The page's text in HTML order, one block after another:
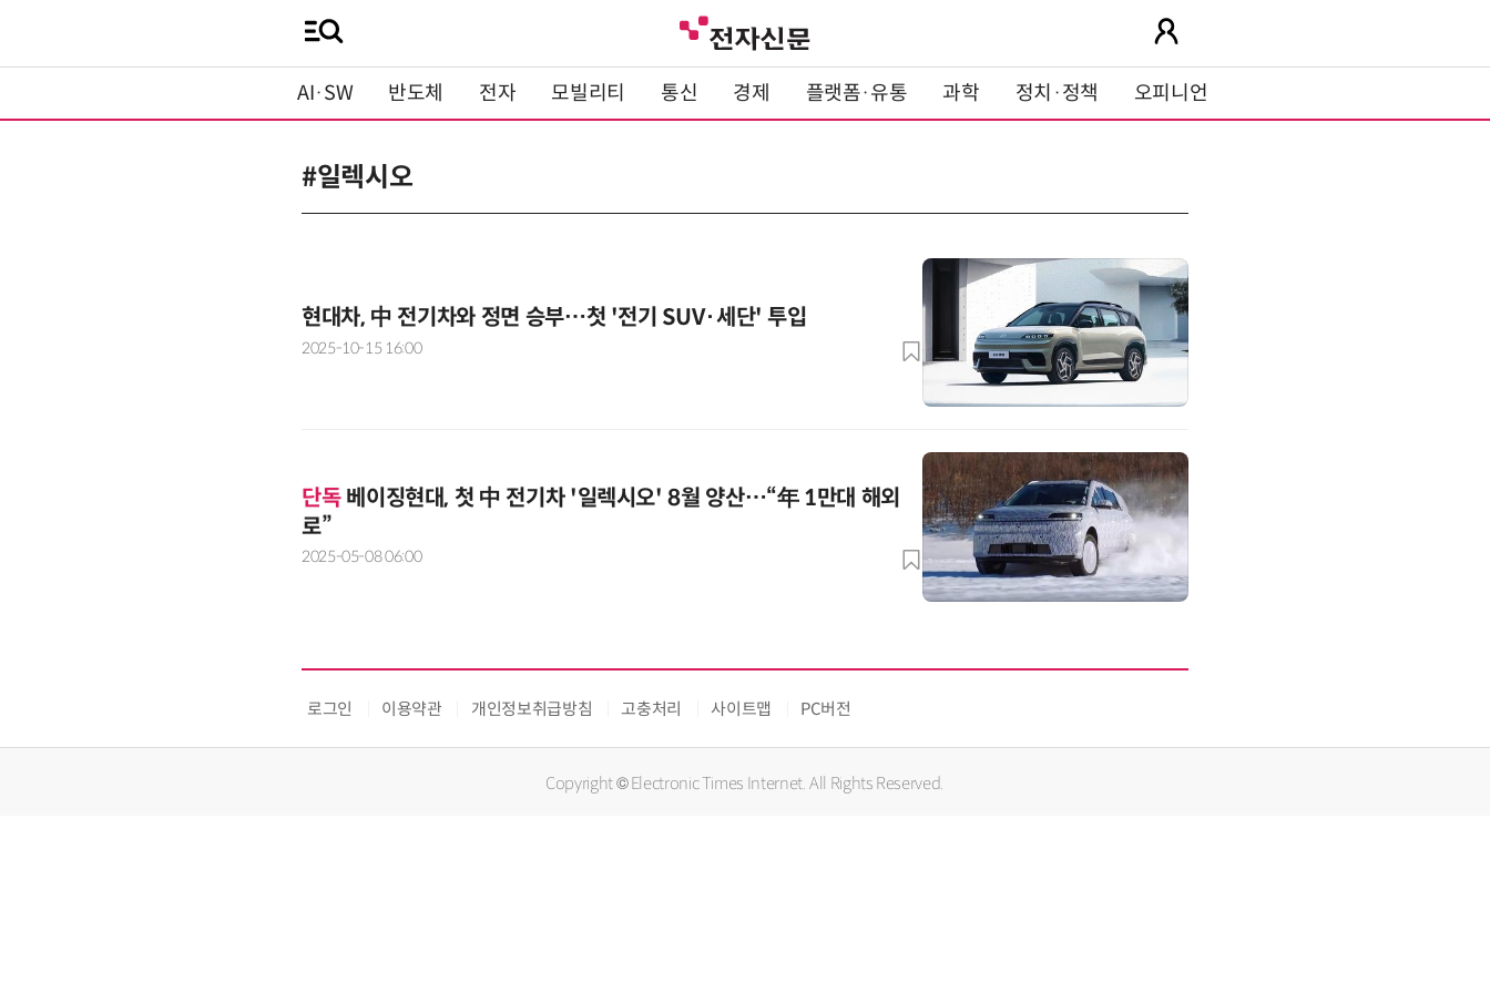
AI·SW 반도체 전자 모빌리티 통신 경제 플랫폼·유통 과학 정치·정책 오피니언
#일렉시오
현대차, 中 전기차와 정면 승부…첫 '전기 SUV·세단' 투입
2025-10-15 16:00
단독 베이징현대, 첫 中 전기차 '일렉시오' 8월 양산…“年 1만대 해외
로”
2025-05-08 06:00
로그인 이용약관 개인정보취급방침 고충처리 사이트맵 PC버전
Copyright © Electronic Times Internet. All Rights Reserved.